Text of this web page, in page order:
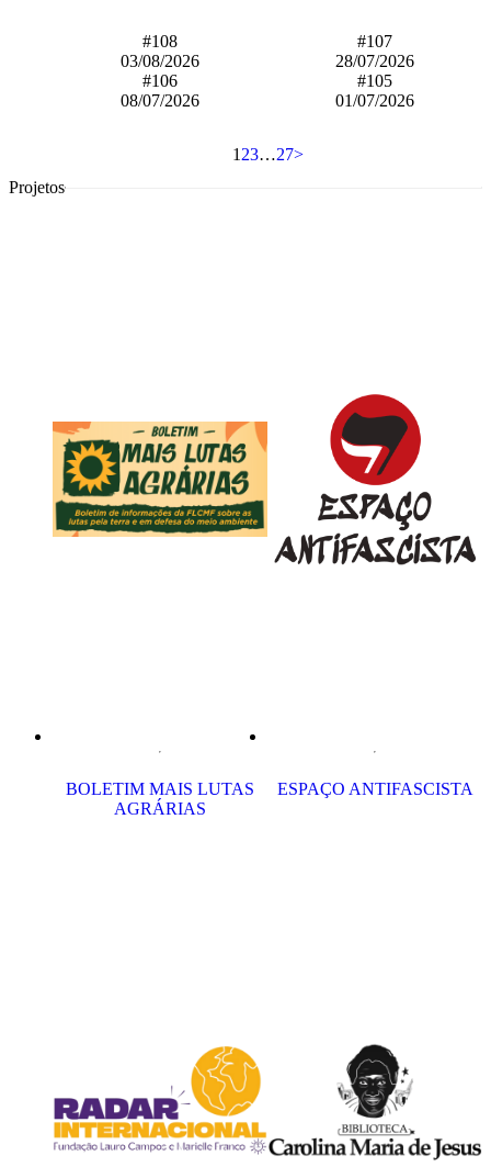
#108
03/08/2026
#107
28/07/2026
#106
08/07/2026
#105
01/07/2026
1 23…27>
Projetos
BOLETIM MAIS LUTAS
AGRÁRIAS
ESPAÇO ANTIFASCISTA